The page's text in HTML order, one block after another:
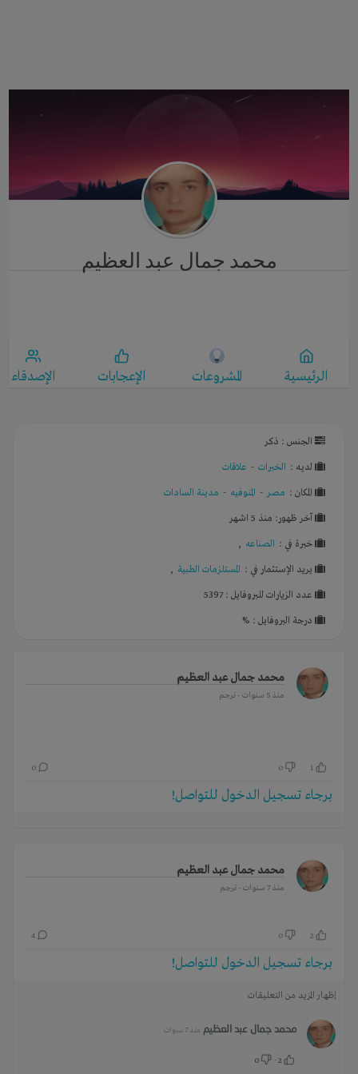
n
محمد جمال عبد العظيم
الرئيسية المشروعات الإعجابات الإصدقاء
الجنس : ذكر
لديـه : الخبرات - علاقات
المكان : مصر - المنوفيه - مدينة السادات
آخر ظهور: منذ 5 اشهر
خبرة في : الصناعه ,
يريد الإستثمار في : المستلزمات الطبية ,
عدد الزيارات للبروفايل : 5397
درجة البروفايل : %
محمد جمال عبد العظيم
منذ 5 سنوات - ترجم
1
0
0
برجاء تسجيل الدخول للتواصل!
محمد جمال عبد العظيم
منذ 7 سنوات - ترجم
2
0
4
برجاء تسجيل الدخول للتواصل!
إظهار المزيد من التعليقات
محمد جمال عبد العظيم منذ 7 سنوات
2
·
0